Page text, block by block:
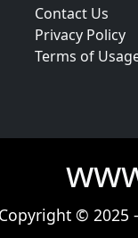
Contact Us
Privacy Policy
Terms of
Copyright © 2025